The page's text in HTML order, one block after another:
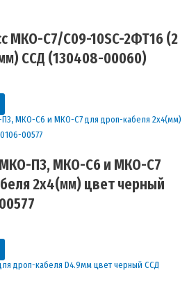
МКО-С7/С09-10SC-2ФТ16 (2
ССД (130408-00060)
П3, МКО-С6 и МКО-С7
2х4(мм) цвет черный